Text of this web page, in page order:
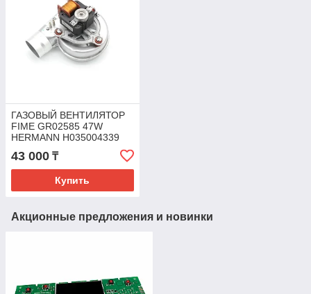
ГАЗОВЫЙ ВЕНТИЛЯТОР
FIME GR02585 47W
HERMANN H035004339
35004339 SAUNIER
43 000 ₸
Купить
Акционные предложения и новинки